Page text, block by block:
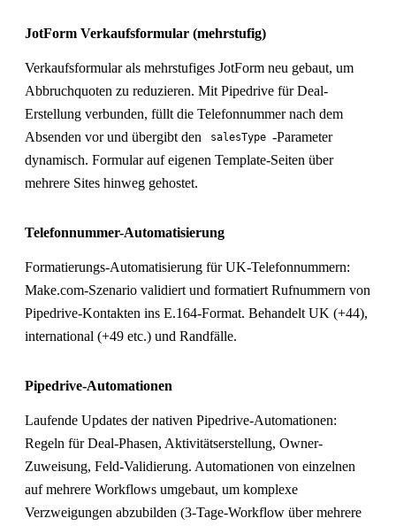
JotForm Verkaufsformular (mehrstufig)
Verkaufsformular als mehrstufiges JotForm neu gebaut, um
Abbruchquoten zu reduzieren. Mit Pipedrive für Deal-
Erstellung verbunden, füllt die Telefonnummer nach dem
Absenden vor und übergibt den
salesType -Parameter
dynamisch. Formular auf eigenen Template-Seiten über
mehrere Sites hinweg gehostet.
Telefonnummer-Automatisierung
Formatierungs-Automatisierung für UK-Telefonnummern:
Make.com-Szenario validiert und formatiert Rufnummern von
Pipedrive-Kontakten ins E.164-Format. Behandelt UK (+44),
international (+49 etc.) und Randfälle.
Pipedrive-Automationen
Laufende Updates der nativen Pipedrive-Automationen:
Regeln für Deal-Phasen, Aktivitätserstellung, Owner-
Zuweisung, Feld-Validierung. Automationen von einzelnen
auf mehrere Workflows umgebaut, um komplexe
Verzweigungen abzubilden (3-Tage-Workflow über mehrere